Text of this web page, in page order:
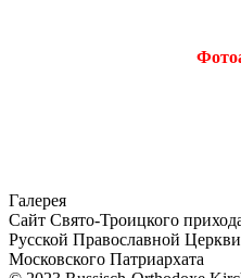
Галерея
Сайт Свято-Троицкого
Русской Православной
Московского Патриархата